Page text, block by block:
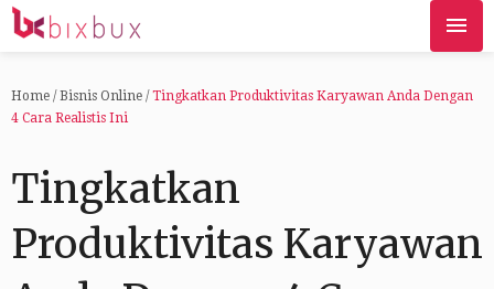
Home / Bisnis Online / Tingkatkan Produktivitas Karyawan Anda Dengan
4 Cara Realistis Ini
Tingkatkan
Produktivitas Karyawan